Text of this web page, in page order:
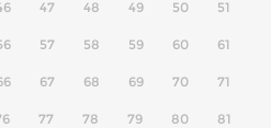
47 48 49 50 51
57 58 59 60 61
67 68 69 70 71
77 78 79 80 81